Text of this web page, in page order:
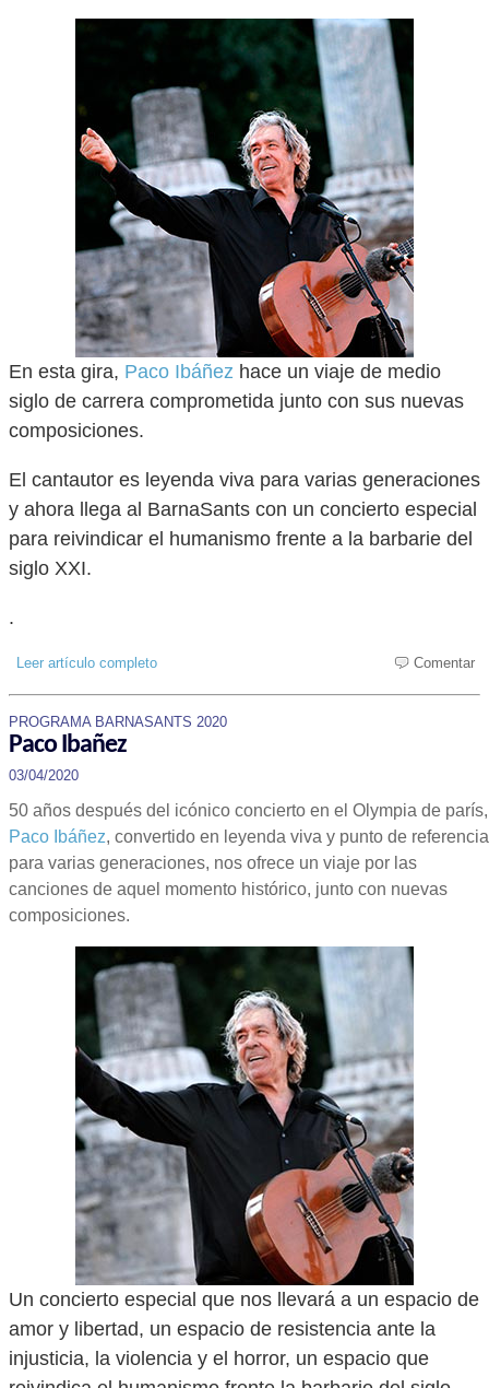
En esta gira, Paco Ibáñez hace un viaje de medio
siglo de carrera comprometida junto con sus nuevas
composiciones.
El cantautor es leyenda viva para varias generaciones
y ahora llega al BarnaSants con un concierto especial
para reivindicar el humanismo frente a la barbarie del
siglo XXI.
.
Leer artículo completo Comentar
PROGRAMA BARNASANTS 2020
Paco Ibañez
03/04/2020
50 años después del icónico concierto en el Olympia de parís,
Paco Ibáñez, convertido en leyenda viva y punto de referencia
para varias generaciones, nos ofrece un viaje por las
canciones de aquel momento histórico, junto con nuevas
composiciones.
Un concierto especial que nos llevará a un espacio de
amor y libertad, un espacio de resistencia ante la
injusticia, la violencia y el horror, un espacio que